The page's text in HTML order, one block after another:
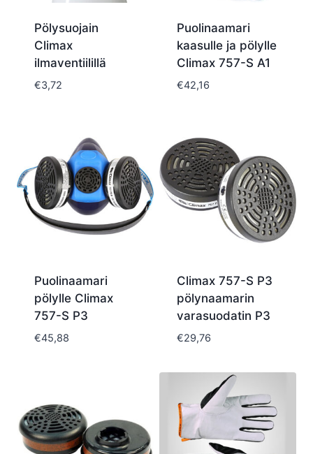
Pölysuojain
Climax
ilmaventiilillä
€3,72
Puolinaamari
kaasulle ja pölylle
Climax 757-S A1
€42,16
Puolinaamari
pölylle Climax
757-S P3
€45,88
Climax 757-S P3
pölynaamarin
varasuodatin P3
€29,76